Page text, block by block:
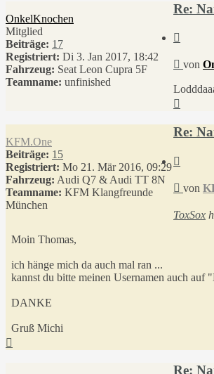
OnkelKnochen
Mitglied
Beiträge: 17
Registriert: Di 3. Jan 2017, 18:42
Fahrzeug: Seat Leon Cupra 5F
Teamname: unfinished
Re:
Beitrag
von
KFM.One
Beiträge: 15
Registriert: Mo 21. Mär 2016, 09:29
Fahrzeug: Audi Q7 & Audi TT 8N
Teamname: KFM Klangfreunde
München
Re:
Beitrag
von
ToxSox
Moin Thomas,
ich hänge mich da auch mal ran ...
kannst du bitte meinen Usernamen auch auf
DANKE
Gruß Michi
oben
Re: